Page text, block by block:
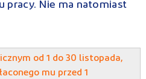
pracy. Nie ma natomiast
od 1 do 30 listopada,
mu przed 1